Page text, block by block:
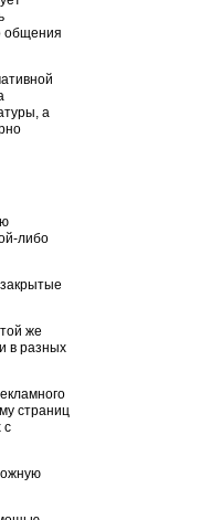
общения
а
либо
же
в разных
страниц
с